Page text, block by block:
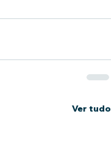
Ver tudo